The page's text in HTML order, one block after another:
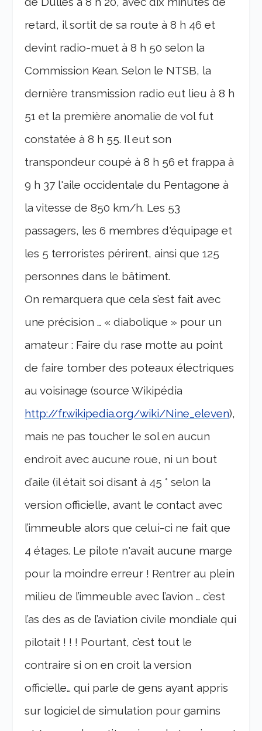
retard, il sortit de sa route à 8 h 46 et
devint radio-muet à 8 h 50 selon la
Commission Kean. Selon le NTSB, la
dernière transmission radio eut lieu à 8 h
51 et la première anomalie de vol fut
constatée à 8 h 55. Il eut son
transpondeur coupé à 8 h 56 et frappa à
9 h 37 l'aile occidentale du Pentagone à
la vitesse de 850 km/h. Les 53
passagers, les 6 membres d'équipage et
les 5 terroristes périrent, ainsi que 125
personnes dans le bâtiment.
On remarquera que cela s’est fait avec
une précision … « diabolique » pour un
amateur : Faire du rase motte au point
de faire tomber des poteaux électriques
au voisinage (source Wikipédia
http://fr.wikipedia.org/wiki/Nine_eleven),
mais ne pas toucher le sol en aucun
endroit avec aucune roue, ni un bout
d’aile (il était soi disant à 45 ° selon la
version officielle, avant le contact avec
l’immeuble alors que celui-ci ne fait que
4 étages. Le pilote n'avait aucune marge
pour la moindre erreur ! Rentrer au plein
milieu de l’immeuble avec l’avion … c’est
l’as des as de l’aviation civile mondiale qui
pilotait ! ! ! Pourtant, c’est tout le
contraire si on en croit la version
officielle… qui parle de gens ayant appris
sur logiciel de simulation pour gamins